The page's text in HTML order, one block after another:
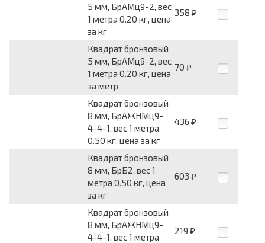
5 мм, БрАМц9-2, вес
1 метра 0.20 кг, цена
за кг
358 ₽
Квадрат бронзовый
5 мм, БрАМц9-2, вес
1 метра 0.20 кг, цена
за метр
70 ₽
Квадрат бронзовый
8 мм, БрАЖНМц9-
4-4-1, вес 1 метра
0.50 кг, цена за кг
436 ₽
Квадрат бронзовый
8 мм, БрБ2, вес 1
метра 0.50 кг, цена
за кг
603 ₽
Квадрат бронзовый
8 мм, БрАЖНМц9-
4-4-1, вес 1 метра
219 ₽